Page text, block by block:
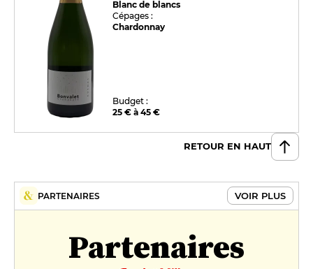
Blanc de blancs
Cépages :
Chardonnay
Budget :
25 € à 45 €
RETOUR EN HAUT
PARTENAIRES VOIR PLUS
Partenaires